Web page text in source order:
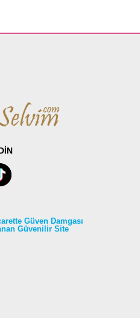
Güven Damgası
Güvenilir Site